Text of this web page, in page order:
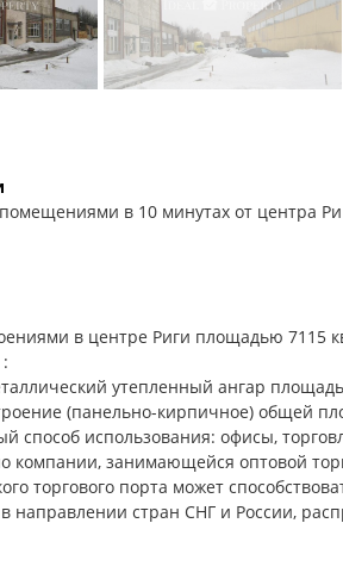
в 10 минутах от центра
в центре Риги площадью 7115
утепленный ангар
(панельно-кирпичное) общей
способ использования: офисы,
компании, занимающейся оптовой
торгового порта может
в направлении стран СНГ и России,